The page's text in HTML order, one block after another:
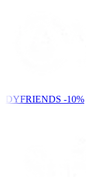
-10%